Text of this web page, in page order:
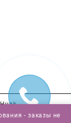
- заказы не